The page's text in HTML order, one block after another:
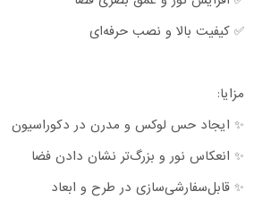
✅ کیفیت بالا و نصب حرفه‌ای
مزایا:
✨ ایجاد حس لوکس و مدرن در دکوراسیون
✨ انعکاس نور و بزرگ‌تر نشان دادن فضا
✨ قابل‌سفارشی‌سازی در طرح و ابعاد